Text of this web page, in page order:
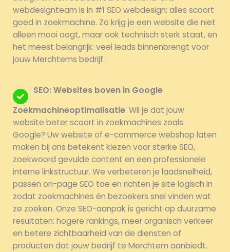
webdesignteam is in #1 SEO webdesign: alles scoort
goed in zoekmachine. Zo krijg je een website die niet
alleen mooi oogt, maar ook technisch sterk staat, en
het meest belangrijk: veel leads binnenbrengt voor
jouw Merchtems bedrijf.
SEO: Websites boven in Google
Zoekmachineoptimalisatie. Wil je dat jouw
website beter scoort in zoekmachines zoals
Google? Uw website of e-commerce webshop laten
maken bij ons betekent kiezen voor sterke SEO,
zoekwoord gevulde content en een professionele
interne linkstructuur. We verbeteren je laadsnelheid,
passen on-page SEO toe en richten je site logisch in
zodat zoekmachines én bezoekers snel vinden wat
ze zoeken. Onze SEO-aanpak is gericht op duurzame
resultaten: hogere rankings, meer organisch verkeer
en betere zichtbaarheid van de diensten of
producten dat jouw bedrijf te Merchtem aanbiedt.